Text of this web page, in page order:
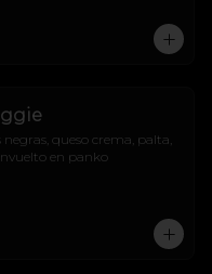
queso crema, palta,
en panko